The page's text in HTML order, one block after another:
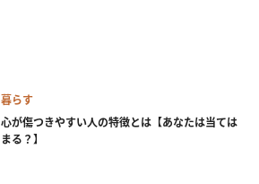
暮らす
心が傷つきやすい人の特徴とは【あなたは当ては
まる？】